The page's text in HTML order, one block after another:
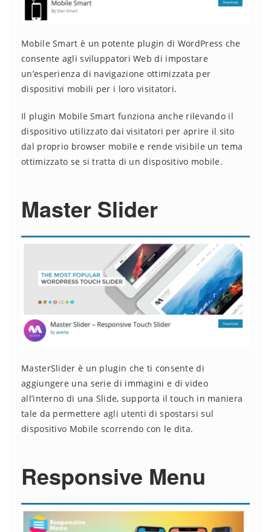
Mobile Smart è un potente plugin di WordPress che
consente agli sviluppatori Web di impostare
un’esperienza di navigazione ottimizzata per
dispositivi mobili per i loro visitatori.
Il plugin Mobile Smart funziona anche rilevando il
dispositivo utilizzato dai visitatori per aprire il sito
dal proprio browser mobile e rende visibile un tema
ottimizzato se si tratta di un dispositivo mobile.
Master Slider
MasterSlider è un plugin che ti consente di
aggiungere una serie di immagini e di video
all’interno di una Slide, supporta il touch in maniera
tale da permettere agli utenti di spostarsi sul
dispositivo Mobile scorrendo con le dita.
Responsive Menu